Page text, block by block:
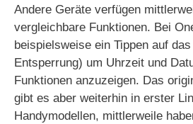
Andere Geräte verfügen
vergleichbare Funktionen. Bei
beispielsweise ein Tippen auf
Entsperrung) um Uhrzeit und
Funktionen anzuzeigen. Das
gibt es aber weiterhin in erster
Handymodellen, mittlerweile